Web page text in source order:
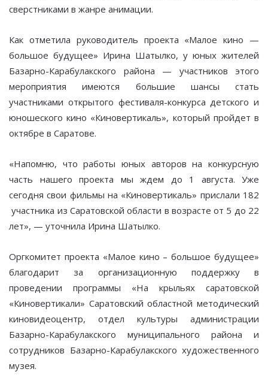
сверстниками в жанре анимации.
Как отметила руководитель проекта «Малое кино —
большое будущее» Ирина Шатылко, у юных жителей
Базарно-Карабулакского района — участников этого
мероприятия имеются большие шансы стать
участниками открытого фестиваля-конкурса детского и
юношеского кино «Киновертикаль», который пройдет в
октябре в Саратове.
«Напомню, что работы юных авторов на конкурсную
часть нашего проекта мы ждем до 1 августа. Уже
сегодня свои фильмы на «Киновертикаль» прислали 182
участника из Саратовской области в возрасте от 5 до 22
лет», — уточнила Ирина Шатылко.
Оргкомитет проекта «Малое кино – большое будущее»
благодарит за организационную поддержку в
проведении программы «На крыльях саратовской
«Киновертикали» Саратовский областной методический
киновидеоцентр, отдел культуры администрации
Базарно-Карабулакского муниципального района и
сотрудников Базарно-Карабулакского художественного
музея.